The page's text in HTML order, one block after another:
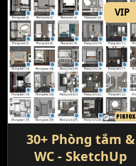
VIP
30+ Phòng tắm &
WC - SketchUp